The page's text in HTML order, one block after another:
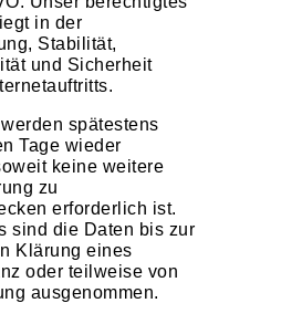
in der
Stabilität,
und Sicherheit
spätestens
Tage wieder
keine weitere
zu
erforderlich ist.
sind die Daten bis zur
Klärung eines
oder teilweise von
ausgenommen.